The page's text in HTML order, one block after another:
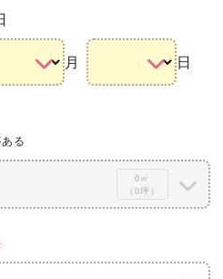
月 日
る
0㎡
（0坪）